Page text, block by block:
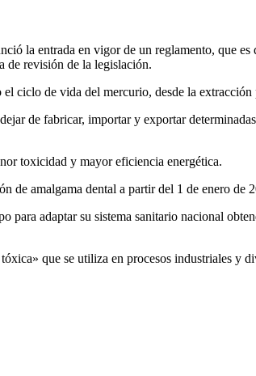
la entrada en vigor de un reglamento, que
de revisión de la legislación.
ciclo de vida del mercurio, desde la
de fabricar, importar y exportar
toxicidad y mayor eficiencia energética.
de amalgama dental a partir del 1 de enero de
para adaptar su sistema sanitario nacional
que se utiliza en procesos industriales y